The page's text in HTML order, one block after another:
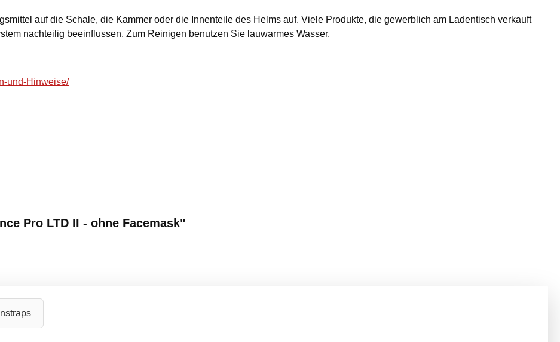
auf die Schale, die Kammer oder die Innenteile des Helms auf. Viele Produkte, die gewerblich am Ladentisch verkauft
nachteilig beeinflussen. Zum Reinigen benutzen Sie lauwarmes Wasser.
und-Hinweise/
Pro LTD II - ohne Facemask"